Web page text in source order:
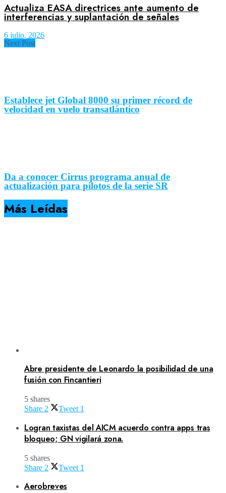
Actualiza EASA directrices ante aumento de
interferencias y suplantación de señales
6 julio, 2026
Next Post
Establece jet Global 8000 su primer récord de
velocidad en vuelo transatlántico
Da a conocer Cirrus programa anual de
actualización para pilotos de la serie SR
Más Leídas
Abre presidente de Leonardo la posibilidad de una
fusión con Fincantieri
5 shares
Share 2 Tweet 1
Logran taxistas del AICM acuerdo contra apps tras
bloqueo; GN vigilará zona.
5 shares
Share 2 Tweet 1
Aerobreves